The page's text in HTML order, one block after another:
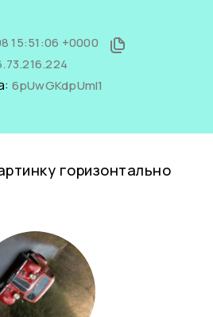
15:51:06 +0000
6pUwGKdpUmI1
горизонтально